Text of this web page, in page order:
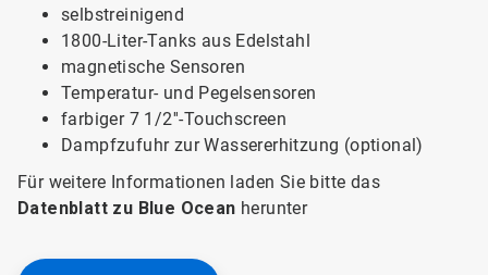
selbstreinigend
1800-Liter-Tanks aus Edelstahl
magnetische Sensoren
Temperatur- und Pegelsensoren
farbiger 7 1/2''-Touchscreen
Dampfzufuhr zur Wassererhitzung (optional)
Für weitere Informationen laden Sie bitte das
Datenblatt zu Blue Ocean herunter